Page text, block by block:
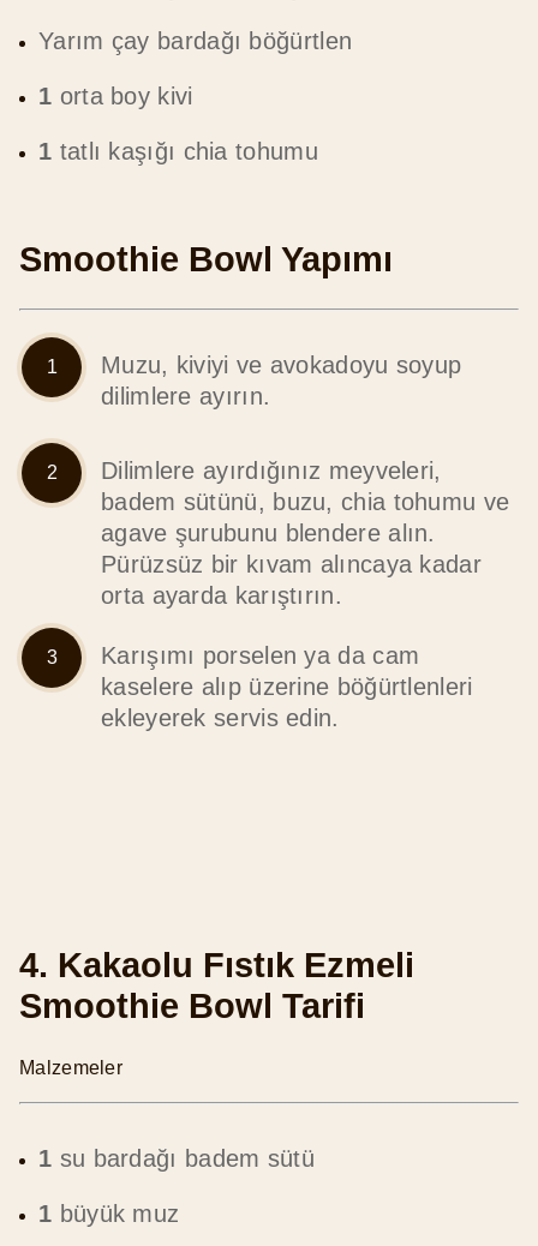
Yarım çay bardağı böğürtlen
1 orta boy kivi
1 tatlı kaşığı chia tohumu
Smoothie Bowl Yapımı
Muzu, kiviyi ve avokadoyu soyup
dilimlere ayırın.
Dilimlere ayırdığınız meyveleri,
badem sütünü, buzu, chia tohumu ve
agave şurubunu blendere alın.
Pürüzsüz bir kıvam alıncaya kadar
orta ayarda karıştırın.
Karışımı porselen ya da cam
kaselere alıp üzerine böğürtlenleri
ekleyerek servis edin.
4. Kakaolu Fıstık Ezmeli
Smoothie Bowl Tarifi
Malzemeler
1 su bardağı badem sütü
1 büyük muz